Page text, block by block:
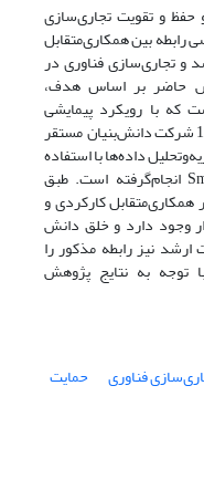
حفظ و تقویت تجاری‌سازی
بین همکاری‌متقابل
و تجاری‌سازی فناوری در
حاضر بر اساس هدف،
که با رویکرد پیمایشی
انجام‌گرفته است. جامعه آماری پژوهش 122 شرکت دانش‌بنیان‌ مستقر
داده‌ها با استفاده
از معادلات‌ساختاری و نرم‌افزار SmartPLS انجام‌گرفته است. طبق
کارکردی و
وجود دارد و خلق دانش
نیز رابطه مذکور را
توجه به نتایج پژوهش
فناوری حمایت